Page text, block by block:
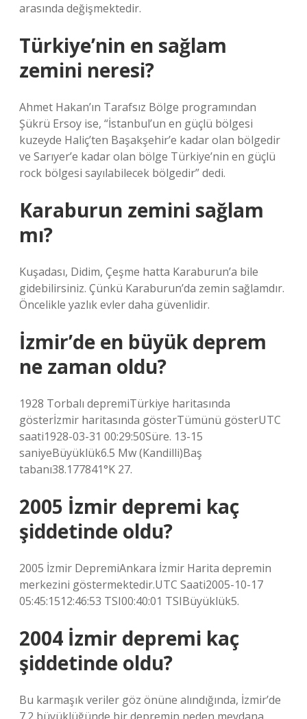
arasında değişmektedir.
Türkiye’nin en sağlam
zemini neresi?
Ahmet Hakan’ın Tarafsız Bölge programından
Şükrü Ersoy ise, “İstanbul’un en güçlü bölgesi
kuzeyde Haliç’ten Başakşehir’e kadar olan bölgedir
ve Sarıyer’e kadar olan bölge Türkiye’nin en güçlü
rock bölgesi sayılabilecek bölgedir” dedi.
Karaburun zemini sağlam
mı?
Kuşadası, Didim, Çeşme hatta Karaburun’a bile
gidebilirsiniz. Çünkü Karaburun’da zemin sağlamdır.
Öncelikle yazlık evler daha güvenlidir.
İzmir’de en büyük deprem
ne zaman oldu?
1928 Torbalı depremiTürkiye haritasında
gösterİzmir haritasında gösterTümünü gösterUTC
saati1928-03-31 00:29:50Süre. 13-15
saniyeBüyüklük6.5 Mw (Kandilli)Baş
tabanı38.177841°K 27.
2005 İzmir depremi kaç
şiddetinde oldu?
2005 İzmir DepremiAnkara İzmir Harita depremin
merkezini göstermektedir.UTC Saati2005-10-17
05:45:1512:46:53 TSI00:40:01 TSIBüyüklük5.
2004 İzmir depremi kaç
şiddetinde oldu?
Bu karmaşık veriler göz önüne alındığında, İzmir’de